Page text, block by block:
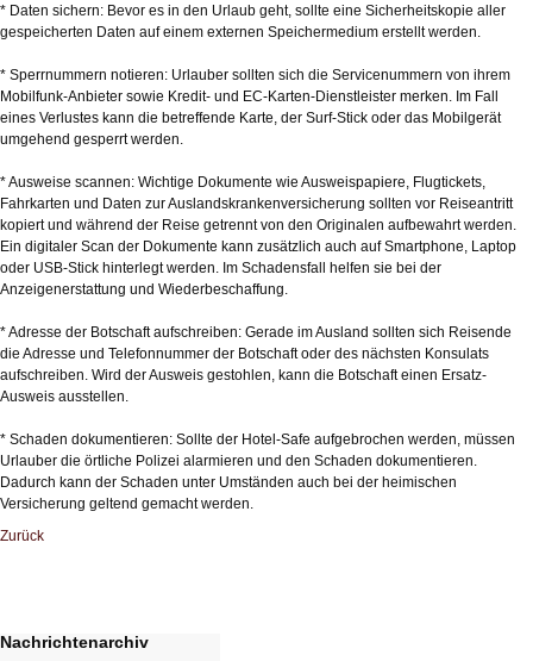
* Daten sichern: Bevor es in den Urlaub geht, sollte eine Sicherheitskopie aller
gespeicherten Daten auf einem externen Speichermedium erstellt werden.
* Sperrnummern notieren: Urlauber sollten sich die Servicenummern von ihrem
Mobilfunk-Anbieter sowie Kredit- und EC-Karten-Dienstleister merken. Im Fall
eines Verlustes kann die betreffende Karte, der Surf-Stick oder das Mobilgerät
umgehend gesperrt werden.
* Ausweise scannen: Wichtige Dokumente wie Ausweispapiere, Flugtickets,
Fahrkarten und Daten zur Auslandskrankenversicherung sollten vor Reiseantritt
kopiert und während der Reise getrennt von den Originalen aufbewahrt werden.
Ein digitaler Scan der Dokumente kann zusätzlich auch auf Smartphone, Laptop
oder USB-Stick hinterlegt werden. Im Schadensfall helfen sie bei der
Anzeigenerstattung und Wiederbeschaffung.
* Adresse der Botschaft aufschreiben: Gerade im Ausland sollten sich Reisende
die Adresse und Telefonnummer der Botschaft oder des nächsten Konsulats
aufschreiben. Wird der Ausweis gestohlen, kann die Botschaft einen Ersatz-
Ausweis ausstellen.
* Schaden dokumentieren: Sollte der Hotel-Safe aufgebrochen werden, müssen
Urlauber die örtliche Polizei alarmieren und den Schaden dokumentieren.
Dadurch kann der Schaden unter Umständen auch bei der heimischen
Versicherung geltend gemacht werden.
Zurück
Nachrichtenarchiv